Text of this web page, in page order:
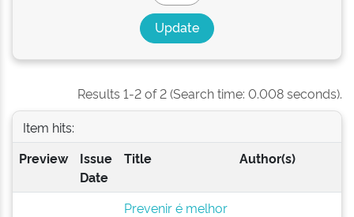
Results 1-2 of 2 (Search time: 0.008 seconds).
Item hits:
Preview
Issue
Date
Title Author(s)
Prevenir é melhor